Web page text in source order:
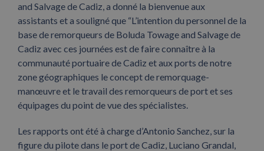
and Salvage de Cadiz, a donné la bienvenue aux
assistants et a souligné que “L’intention du personnel de la
base de remorqueurs de Boluda Towage and Salvage de
Cadiz avec ces journées est de faire connaître à la
communauté portuaire de Cadiz et aux ports de notre
zone géographiques le concept de remorquage-
manœuvre et le travail des remorqueurs de port et ses
équipages du point de vue des spécialistes.
Les rapports ont été à charge d’Antonio Sanchez, sur la
figure du pilote dans le port de Cadiz, Luciano Grandal,